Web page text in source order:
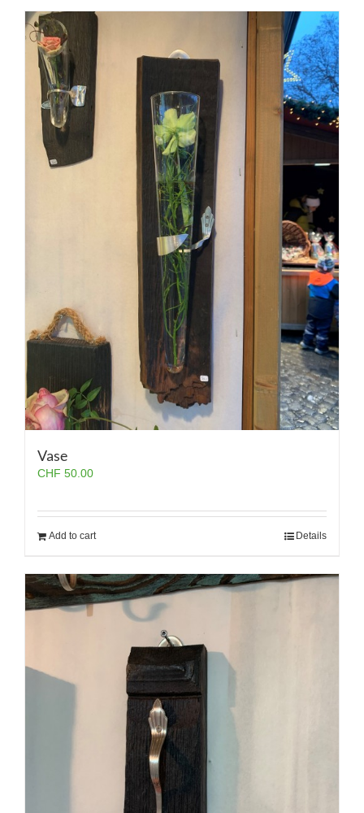
Vase
CHF 50.00
Add to cart Details